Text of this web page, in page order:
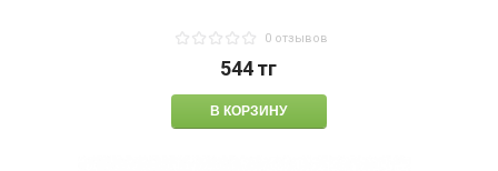
0 отзывов
544тг